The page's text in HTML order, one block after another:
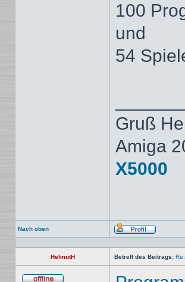
100
und
54
Gruß
Amiga
X5000
Nach oben
Profil
HelmutH Betreff des Beitrags: